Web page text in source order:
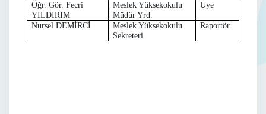
Öğr. Gör. Fecri
YILDIRIM
Meslek Yüksekokulu
Müdür Yrd.
Üye
Nursel DEMİRCİ
Meslek Yüksekokulu
Sekreteri
Raportör